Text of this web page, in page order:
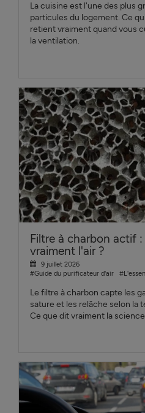
La cuisine est l'une des plus
particules du logement. Ce
retient vraiment quand vous
la ventilation.
Filtre à charbon actif
vraiment l'air ?
9 juillet 2026
#Guide du purificateur d'air
Le filtre à charbon capte les
sature et les relâche selon la
Ce que dit vraiment la